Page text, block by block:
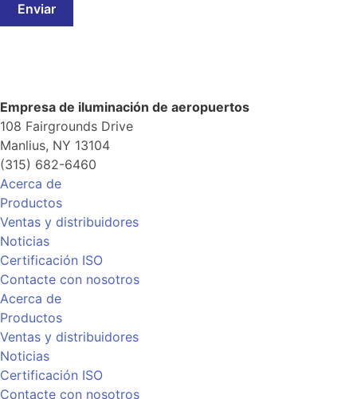
Enviar
Empresa de iluminación de aeropuertos
108 Fairgrounds Drive
Manlius, NY 13104
(315) 682-6460
Acerca de
Productos
Ventas y distribuidores
Noticias
Certificación ISO
Contacte con nosotros
Acerca de
Productos
Ventas y distribuidores
Noticias
Certificación ISO
Contacte con nosotros